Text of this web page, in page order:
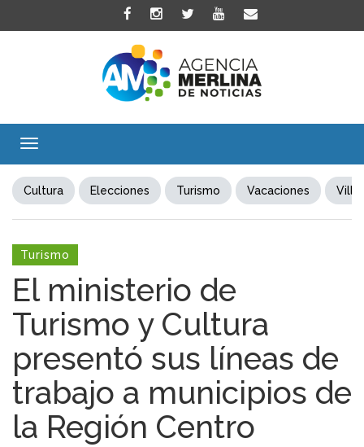
Toggle
Cultura Elecciones Turismo Vacaciones Villa
Turismo
El ministerio de
Turismo y Cultura
presentó sus líneas de
trabajo a municipios de
la Región Centro